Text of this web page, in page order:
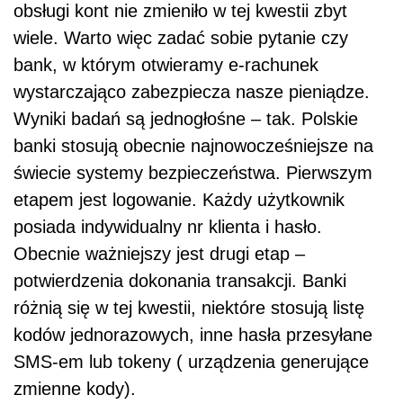
obsługi kont nie zmieniło w tej kwestii zbyt
wiele. Warto więc zadać sobie pytanie czy
bank, w którym otwieramy e-rachunek
wystarczająco zabezpiecza nasze pieniądze.
Wyniki badań są jednogłośne – tak. Polskie
banki stosują obecnie najnowocześniejsze na
świecie systemy bezpieczeństwa. Pierwszym
etapem jest logowanie. Każdy użytkownik
posiada indywidualny nr klienta i hasło.
Obecnie ważniejszy jest drugi etap –
potwierdzenia dokonania transakcji. Banki
różnią się w tej kwestii, niektóre stosują listę
kodów jednorazowych, inne hasła przesyłane
SMS-em lub tokeny ( urządzenia generujące
zmienne kody).